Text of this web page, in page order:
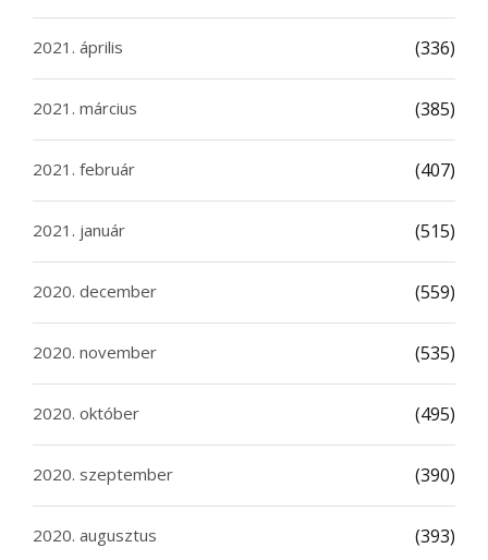
2021. április (336)
2021. március (385)
2021. február (407)
2021. január (515)
2020. december (559)
2020. november (535)
2020. október (495)
2020. szeptember (390)
2020. augusztus (393)